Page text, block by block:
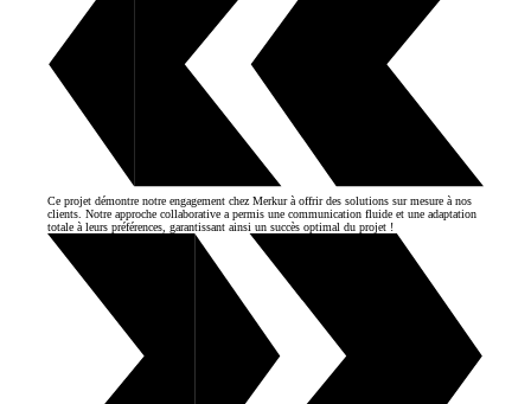
Ce projet démontre notre engagement chez Merkur à offrir des solutions sur mesure à nos
clients. Notre approche collaborative a permis une communication fluide et une adaptation
totale à leurs préférences, garantissant ainsi un succès optimal du projet !